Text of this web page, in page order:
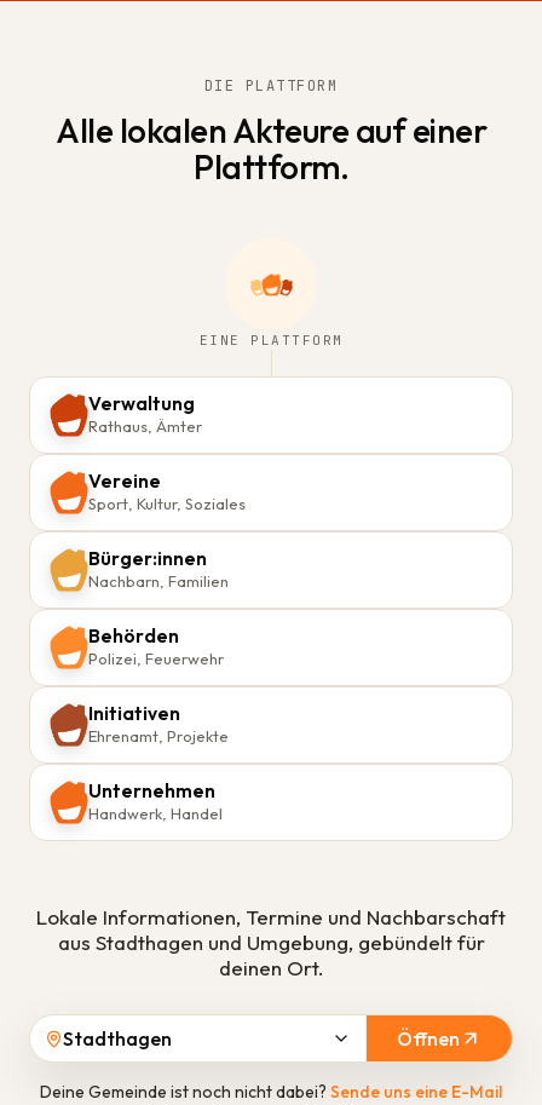
DIE PLATTFORM
Alle lokalen Akteure auf einer
Plattform.
EINE PLATTFORM
Verwaltung
Rathaus, Ämter
Vereine
Sport, Kultur, Soziales
Bürger:innen
Nachbarn, Familien
Behörden
Polizei, Feuerwehr
Initiativen
Ehrenamt, Projekte
Unternehmen
Handwerk, Handel
Lokale Informationen, Termine und Nachbarschaft
aus Stadthagen und Umgebung, gebündelt für
deinen Ort.
Stadthagen Öffnen
Deine Gemeinde ist noch nicht dabei? Sende uns eine E-Mail